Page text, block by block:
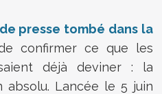
presse tombé dans la
confirmer ce que les
déjà deviner : la
Lancée le 5 juin